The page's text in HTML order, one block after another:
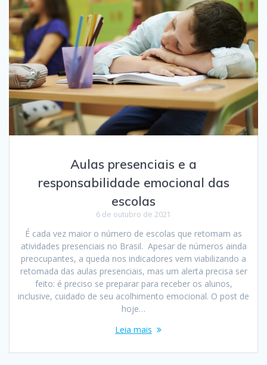
Aulas presenciais e a
responsabilidade emocional das
escolas
6 de outubro de 2021
É cada vez maior o número de escolas que retomam as
atividades presenciais no Brasil. Apesar de números ainda
preocupantes, a queda nos indicadores vem viabilizando a
retomada das aulas presenciais, mas um alerta precisa ser
feito: é preciso se preparar para receber os alunos,
inclusive, cuidado de seu acolhimento emocional. O post de
hoje…
Leia mais